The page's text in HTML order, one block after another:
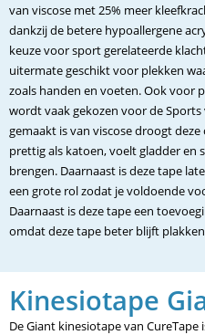
van viscose met 25% meer
dankzij de betere hypoallergene
keuze voor sport gerelateerde
uitermate geschikt voor plekken
zoals handen en voeten. Ook voor
wordt vaak gekozen voor de
gemaakt is van viscose droogt
prettig als katoen, voelt gladder en
brengen. Daarnaast is deze tape
een grote rol zodat je voldoende
Daarnaast is deze tape een
omdat deze tape beter blijft
Kinesiotape
De Giant kinesiotape van